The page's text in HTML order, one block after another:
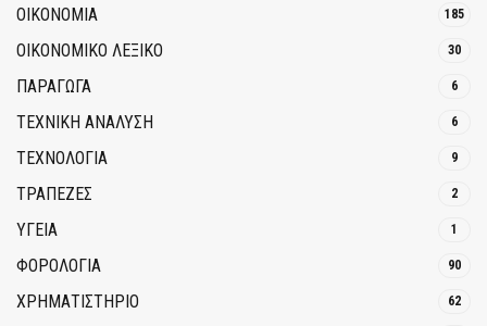
ΟΙΚΟΝΟΜΙΑ 185
ΟΙΚΟΝΟΜΙΚΟ ΛΕΞΙΚΟ 30
ΠΑΡΑΓΩΓΑ 6
ΤΕΧΝΙΚΗ ΑΝΑΛΥΣΗ 6
ΤΕΧΝΟΛΟΓΙΑ 9
ΤΡΆΠΕΖΕΣ 2
ΥΓΕΙΑ 1
ΦΟΡΟΛΟΓΙΑ 90
ΧΡΗΜΑΤΙΣΤΗΡΙΟ 62